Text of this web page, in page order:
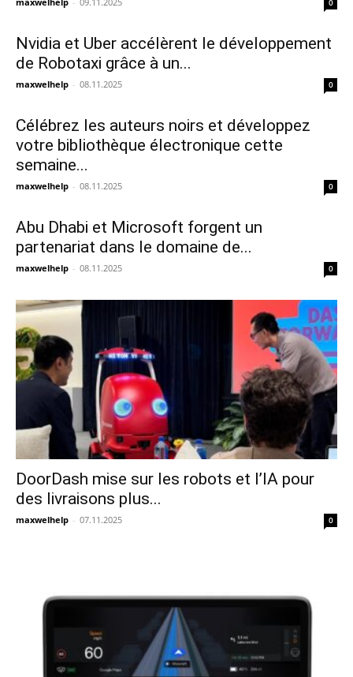
0
Nvidia et Uber accélèrent le développement
de Robotaxi grâce à un...
maxwelhelp - 08.11.2025 0
Célébrez les auteurs noirs et développez
votre bibliothèque électronique cette
semaine...
maxwelhelp - 08.11.2025 0
Abu Dhabi et Microsoft forgent un
partenariat dans le domaine de...
maxwelhelp - 08.11.2025 0
DoorDash mise sur les robots et l’IA pour
des livraisons plus...
maxwelhelp - 07.11.2025 0